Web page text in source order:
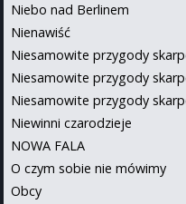
Niebo nad Berlinem
Nienawiść
Niesamowite przygody
Niesamowite przygody
Niesamowite przygody
Niewinni czarodzieje
NOWA FALA
O czym sobie nie mówimy
Obcy